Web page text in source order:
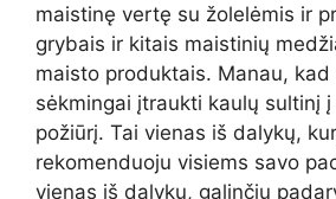
maistinę vertę su žolelėmis ir
grybais ir kitais maistinių
maisto produktais. Manau,
sėkmingai įtraukti kaulų sultinį
požiūrį. Tai vienas iš dalykų,
rekomenduoju visiems savo
vienas iš dalykų, galinčių